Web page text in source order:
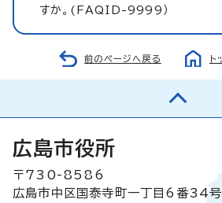
すか。(FAQID-9999）
前のページへ戻る ト
広島市役所
〒730-8586
広島市中区国泰寺町一丁目6番34号